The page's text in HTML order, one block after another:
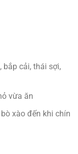
bắp cải, thái sợi,
vừa ăn
xào đến khi chín